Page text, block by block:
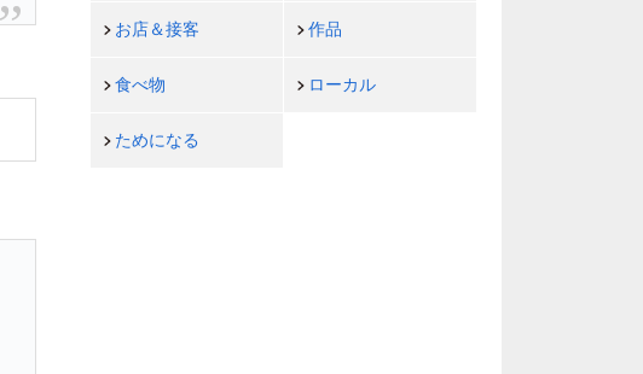
お店＆接客 作品
食べ物 ローカル
ためになる